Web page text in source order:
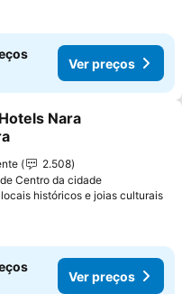
Ver preços
aos favoritos
Nara
2.508
Centro da cidade
históricos e joias culturais
Ver preços